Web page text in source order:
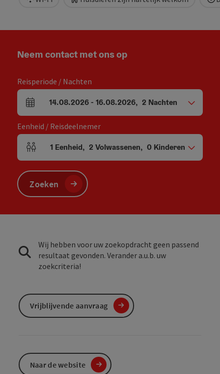
Neem contact met ons op
Reisperiode / Nachten
Velden voor aankomst en vertrek
14.08.2026- 16.08.2026, 2 Nachten
Eenheid / Reisdeelnemer
Aantal eenheden en persoonsvelden
1 Eenheid, 2 Volwassenen, 0 Kinderen
Zoeken
Wij hebben voor uw zoekopdracht geen passend
resultaat gevonden. Verander a.u.b. uw
zoekcriteria!
Vrijblijvende aanvraag
Naar de website